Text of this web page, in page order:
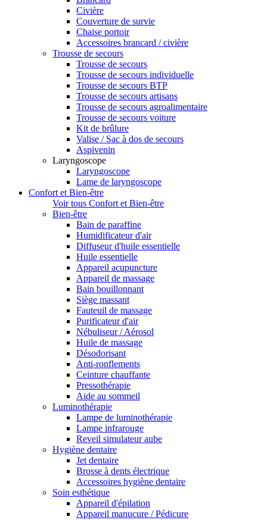
Civière
Couverture de survie
Chaise portoir
Accessoires brancard / civière
Trousse de secours
Trousse de secours
Trousse de secours individuelle
Trousse de secours BTP
Trousse de secours artisans
Trousse de secours agroalimentaire
Trousse de secours voiture
Kit de brûlure
Valise / Sac à dos de secours
Aspivenin
Laryngoscope
Laryngoscope
Lame de laryngoscope
Confort et Bien-être
Voir tous Confort et Bien-être
Bien-être
Bain de paraffine
Humidificateur d'air
Diffuseur d'huile essentielle
Huile essentielle
Appareil acupuncture
Appareil de massage
Bain bouillonnant
Siège massant
Fauteuil de massage
Purificateur d'air
Nébuliseur / Aérosol
Huile de massage
Désodorisant
Anti-ronflements
Ceinture chauffante
Pressothérapie
Aide au sommeil
Luminothérapie
Lampe de luminothérapie
Lampe infrarouge
Reveil simulateur aube
Hygiène dentaire
Jet dentaire
Brosse à dents électrique
Accessoires hygiène dentaire
Soin esthétique
Appareil d'épilation
Appareil manucure / Pédicure